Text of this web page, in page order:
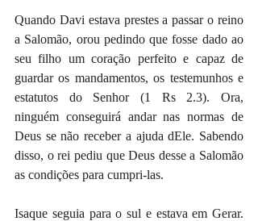
Quando Davi estava prestes a passar o reino
a Salomão, orou pedindo que fosse dado ao
seu filho um coração perfeito e capaz de
guardar os mandamentos, os testemunhos e
estatutos do Senhor (1 Rs 2.3). Ora,
ninguém conseguirá andar nas normas de
Deus se não receber a ajuda dEle. Sabendo
disso, o rei pediu que Deus desse a Salomão
as condições para cumpri-las.
Isaque seguia para o sul e estava em Gerar.